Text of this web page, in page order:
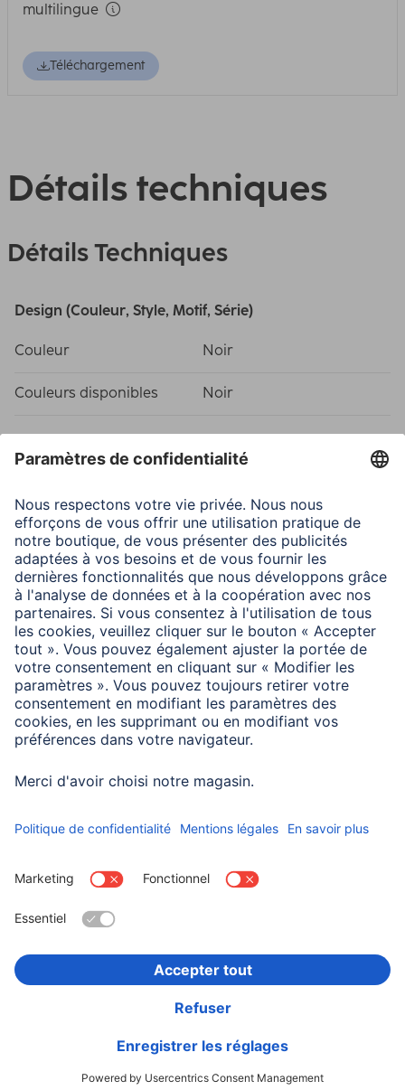
multilingue
Téléchargement
Détails techniques
Détails Techniques
Design (Couleur, Style, Motif, Série)
Couleur Noir
Couleurs disponibles Noir
Caractéristiques techniques
Affichage Numérique
Affichage Numérique
Affichage de l'heure Yes (with 12/24)
Écart de température -10°C bis +50°C °
Fonctions
supplémentaires
DCF-Radio clock,
Fonction Alarme
Informations institutionnelles
Confidentialité et Securité
Déclaration d'accessibilité
Rappels récents